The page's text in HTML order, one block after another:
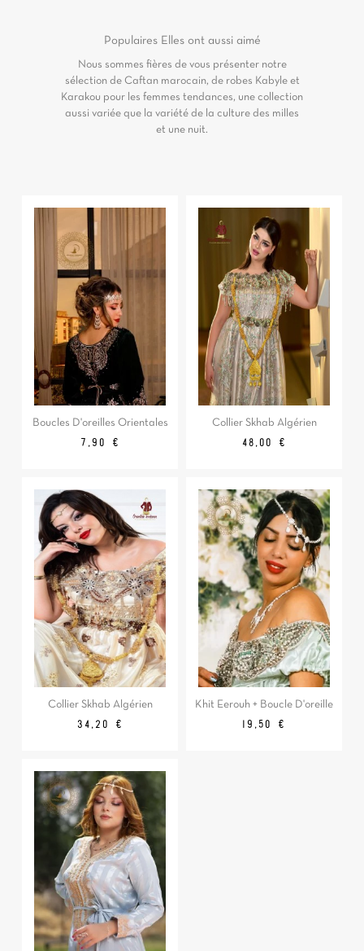
Populaires Elles ont aussi aimé
Nous sommes fières de vous présenter notre
sélection de Caftan marocain, de robes Kabyle et
Karakou pour les femmes tendances, une collection
aussi variée que la variété de la culture des milles
et une nuit.
Boucles D'oreilles Orientales
Prix
7,90 €
Collier Skhab Algérien
Prix
48,00 €
Collier Skhab Algérien
Prix
34,20 €
Khit Eerouh + Boucle D'oreille
Prix
19,50 €